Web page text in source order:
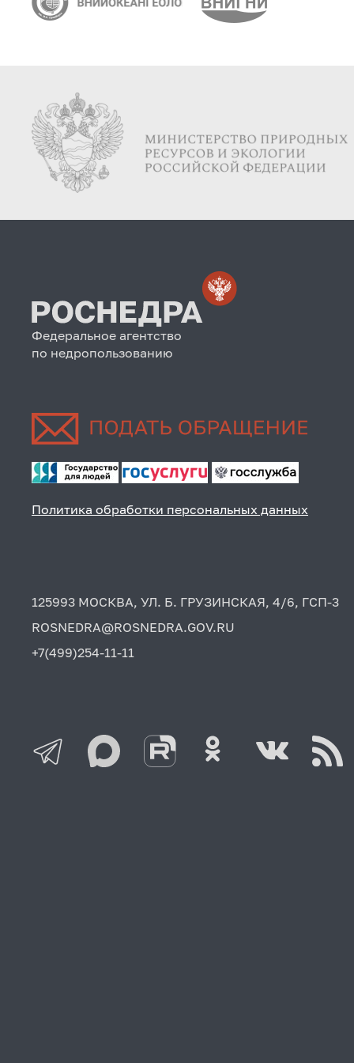
Федеральное агентство
по недропользованию
Политика обработки персональных данных
125993 МОСКВА, УЛ. Б. ГРУЗИНСКАЯ, 4/6, ГСП-3
ROSNEDRA@ROSNEDRA.GOV.RU
+7(499)254-11-11